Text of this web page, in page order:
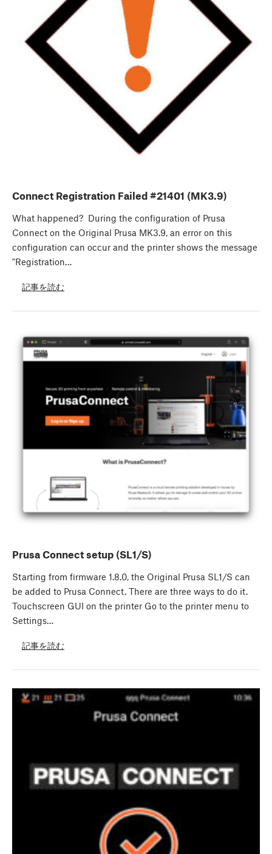
Connect Registration Failed #21401 (MK3.9)
What happened? During the configuration of Prusa
Connect on the Original Prusa MK3.9, an error on this
configuration can occur and the printer shows the message
"Registration…
記事を読む
Prusa Connect setup (SL1/S)
Starting from firmware 1.8.0, the Original Prusa SL1/S can
be added to Prusa Connect. There are three ways to do it.
Touchscreen GUI on the printer Go to the printer menu to
Settings…
記事を読む